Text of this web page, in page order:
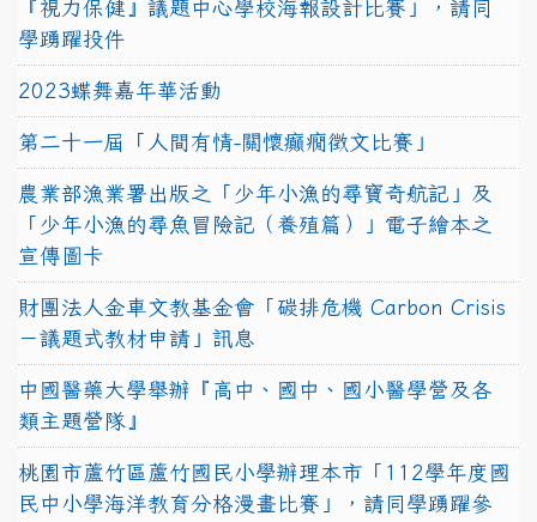
『視力保健』議題中心學校海報設計比賽」，請同
學踴躍投件
2023蝶舞嘉年華活動
第二十一屆「人間有情-關懷癲癇徵文比賽」
農業部漁業署出版之「少年小漁的尋寶奇航記」及
「少年小漁的尋魚冒險記（養殖篇）」電子繪本之
宣傳圖卡
財團法人金車文教基金會「碳排危機 Carbon Crisis
－議題式教材申請」訊息
中國醫藥大學舉辦『高中、國中、國小醫學營及各
類主題營隊』
桃園市蘆竹區蘆竹國民小學辦理本市「112學年度國
民中小學海洋教育分格漫畫比賽」，請同學踴躍參